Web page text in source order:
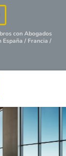
conAbogados
España / Francia /